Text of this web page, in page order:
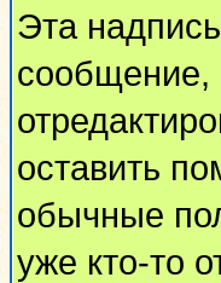
Эта
сообщение,
оставить
обычные
уже кто-то